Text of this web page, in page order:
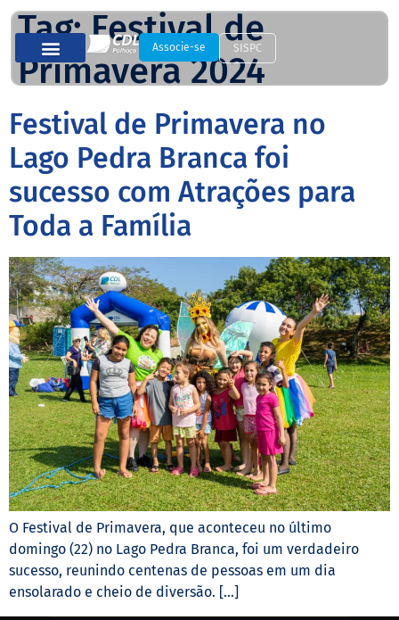
Associe-se SISPC
Tag:Festival de
Primavera 2024
Festival de Primavera no
Lago Pedra Branca foi
sucesso com Atrações para
Toda a Família
O Festival de Primavera, que aconteceu no último
domingo (22) no Lago Pedra Branca, foi um verdadeiro
sucesso, reunindo centenas de pessoas em um dia
ensolarado e cheio de diversão. […]